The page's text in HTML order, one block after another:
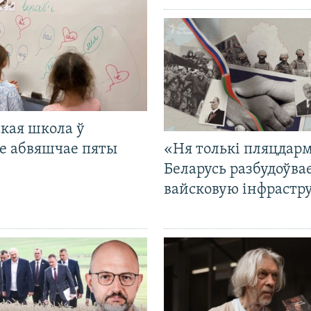
школа ў
абвяшчае пяты
«Ня толькі
Беларусь
вайсковую